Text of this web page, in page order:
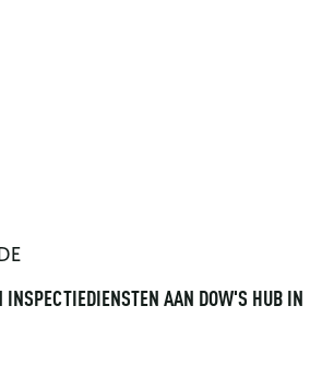
INSPECTIEDIENSTEN AAN DOW'S HUB IN